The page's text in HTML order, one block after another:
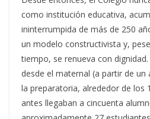
como institución educativa,
ininterrumpida de más de 250
un modelo constructivista y,
tiempo, se renueva con
desde el maternal (a partir de
la preparatoria, alrededor de los
antes llegaban a cincuenta